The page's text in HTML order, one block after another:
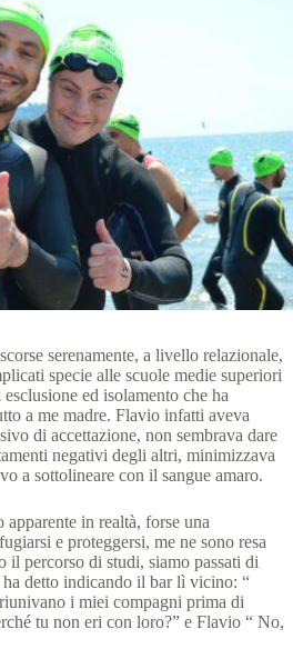
serenamente, a livello relazionale,
specie alle scuole medie superiori
ed isolamento che ha
a me madre. Flavio infatti aveva
di accettazione, non sembrava dare
negativi degli altri, minimizzava
a sottolineare con il sangue amaro.
in realtà, forse una
e proteggersi, me ne sono resa
il percorso di studi, siamo passati di
detto indicando il bar lì vicino: “
i miei compagni prima di
tu non eri con loro?” e Flavio “ No,